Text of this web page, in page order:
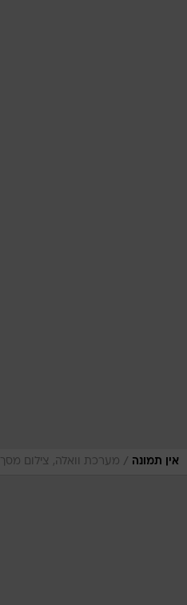
אין תמונה / מערכת וואלה, צילום מסך